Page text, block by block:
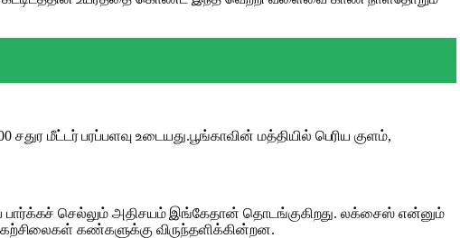
மீட்டர் பரப்பளவு உடையது.பூங்காவின் மத்தியில் பெரிய குளம்,
பார்க்கச் செல்லும் அதிசயம் இங்கேதான் தொடங்குகிறது. லக்சைஸ் என்னும்
கண்களுக்கு விருந்தளிக்கின்றன.